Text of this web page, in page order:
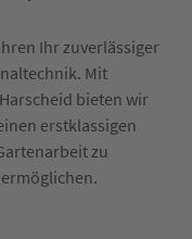
Ihr zuverlässiger
Mit
bieten wir
erstklassigen
zu